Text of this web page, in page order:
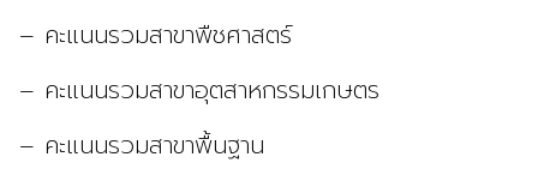
– คะแนนรวมสาขาพืชศาสตร์
– คะแนนรวมสาขาอุตสาหกรรมเกษตร
– คะแนนรวมสาขาพื้นฐาน